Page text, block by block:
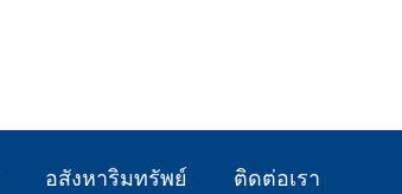
อสังหาริมทรัพย์ ติดต่อเรา